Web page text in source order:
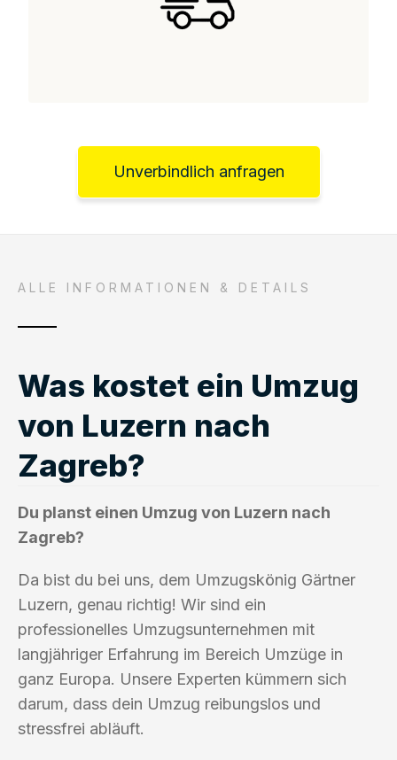
Unverbindlich anfragen
ALLE INFORMATIONEN & DETAILS
Was kostet ein Umzug
von Luzern nach
Zagreb?
Du planst einen Umzug von Luzern nach
Zagreb?
Da bist du bei uns, dem Umzugskönig Gärtner
Luzern, genau richtig! Wir sind ein
professionelles Umzugsunternehmen mit
langjähriger Erfahrung im Bereich Umzüge in
ganz Europa. Unsere Experten kümmern sich
darum, dass dein Umzug reibungslos und
stressfrei abläuft.